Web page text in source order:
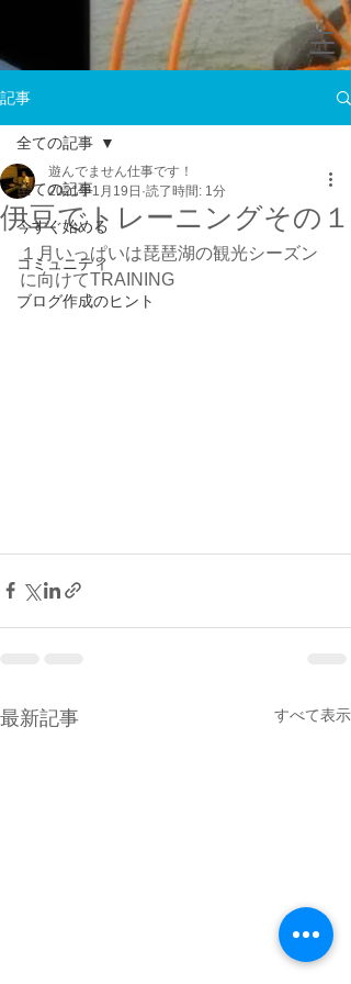
記事
全ての記事
今すぐ始める
コミュニティ
ブログ作成のヒント
全ての記事
伊豆でトレーニングその１
遊んでません仕事です！
2021年1月19日 読了時間: 1分
１月いっぱいは琵琶湖の観光シーズン
に向けてTRAINING
最新記事 すべて表示